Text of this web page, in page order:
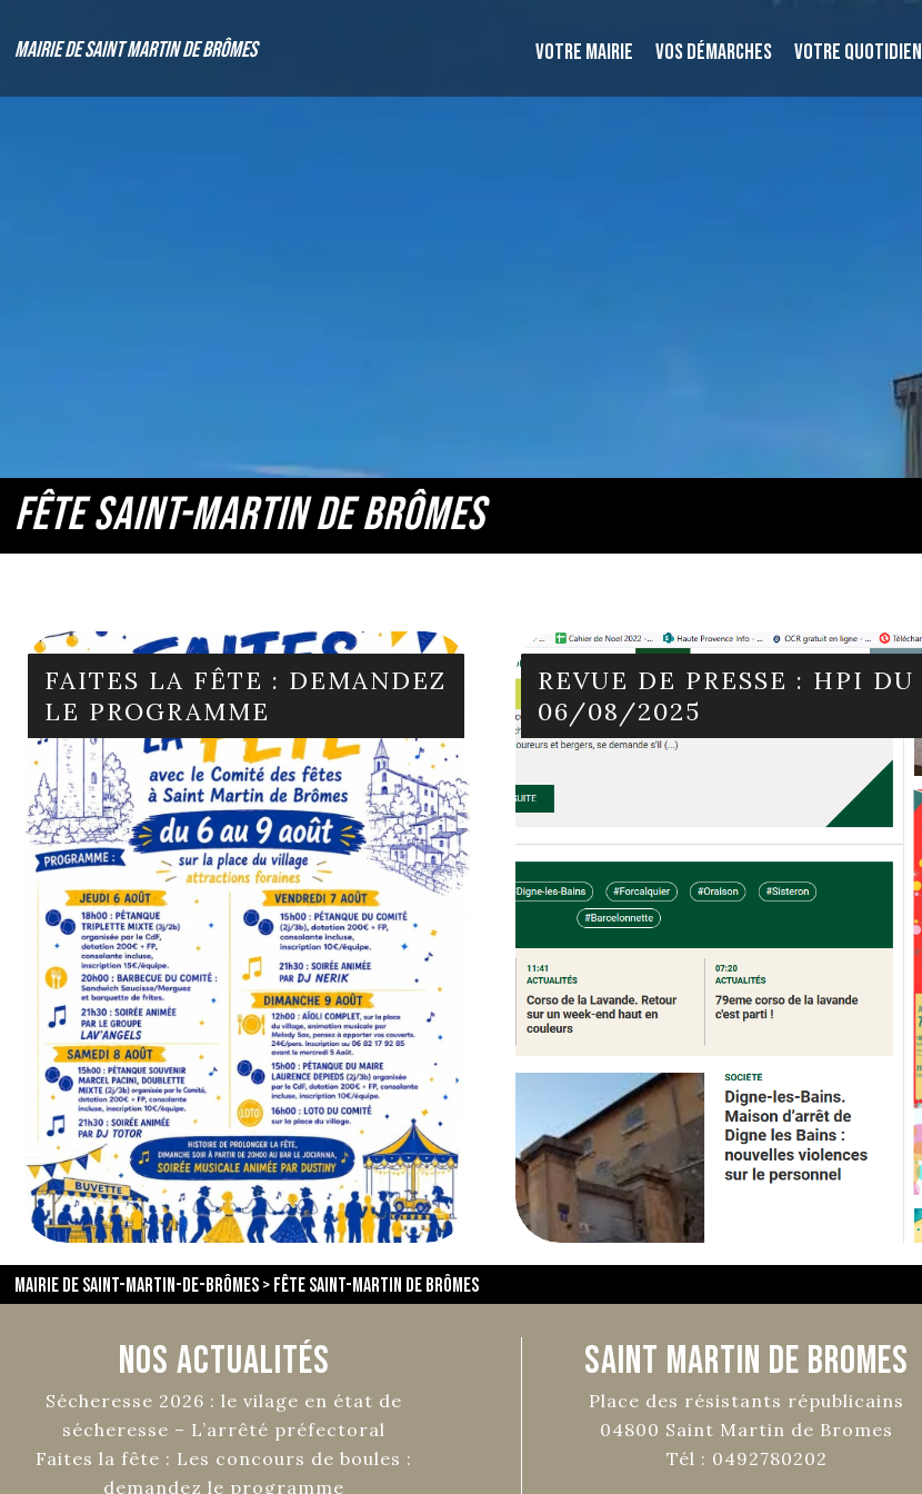
Mairie de Saint Martin de Brômes VOTRE MAIRIE VOS DÉMARCHES VOTRE QUOTIDIEN
FÊTE SAINT-MARTIN DE BRÔMES
FAITES LA FÊTE : DEMANDEZ
LE PROGRAMME
REVUE DE PRESSE : HPI DU
06/08/2025
En savoir plus
Mairie de Saint-Martin-de-Brômes>Fête Saint-Martin de Brômes
Nos Actualités
Sécheresse 2026 : le vilage en état de
sécheresse – L’arrêté préfectoral
Faites la fête : Les concours de boules :
demandez le programme
Saint Martin de Bromes
Place des résistants républicains
04800 Saint Martin de Bromes
Tél : 0492780202